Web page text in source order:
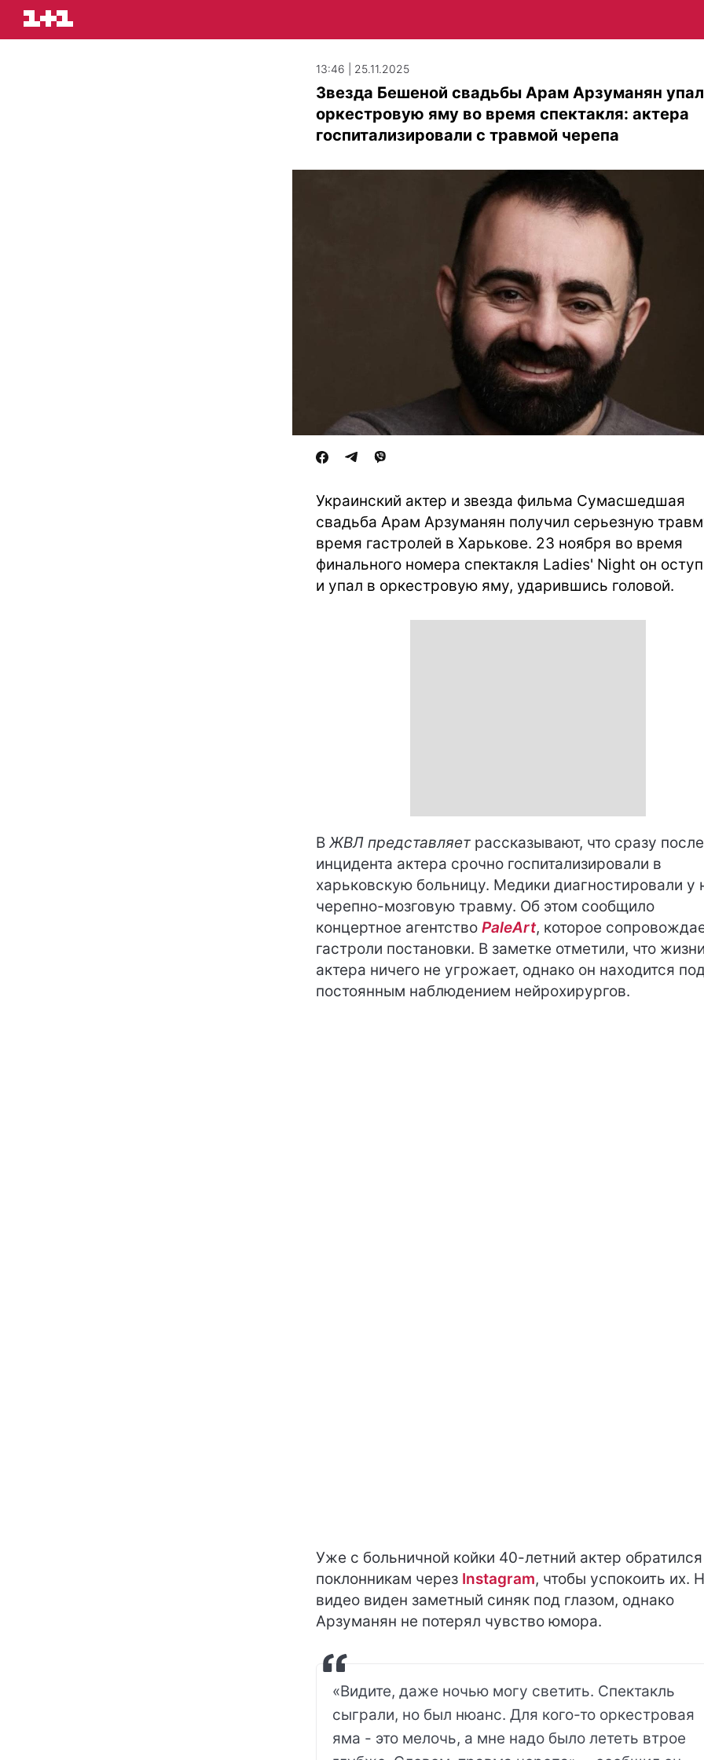
13:46 | 25.11.2025
Звезда Бешеной свадьбы Арам Арзуманян
оркестровую яму во время спектакля: актера
госпитализировали с травмой черепа
Украинский актер и звезда фильма Сумасшедшая
свадьба Арам Арзуманян получил серьезную
время гастролей в Харькове. 23 ноября во время
финального номера спектакля Ladies' Night он
и упал в оркестровую яму, ударившись головой.
В ЖВЛ представляет рассказывают, что сразу после
инцидента актера срочно госпитализировали в
харьковскую больницу. Медики диагностировали у
черепно-мозговую травму. Об этом сообщило
концертное агентство PaleArt, которое
гастроли постановки. В заметке отметили, что
актера ничего не угрожает, однако он находится
постоянным наблюдением нейрохирургов.
Уже с больничной койки 40-летний актер
поклонникам через Instagram, чтобы успокоить их.
видео виден заметный синяк под глазом, однако
Арзуманян не потерял чувство юмора.
«Видите, даже ночью могу светить. Спектакль
сыграли, но был нюанс. Для кого-то оркестровая
яма - это мелочь, а мне надо было лететь втрое